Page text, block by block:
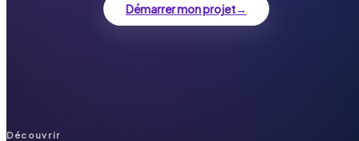
Démarrer mon projet→
Découvrir